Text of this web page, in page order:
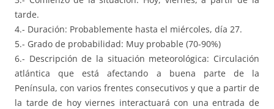
tarde.
4.- Duración: Probablemente hasta el miércoles, día 27.
5.- Grado de probabilidad: Muy probable (70-90%)
6.- Descripción de la situación meteorológica: Circulación
atlántica que está afectando a buena parte de la
Península, con varios frentes consecutivos y que a partir de
la tarde de hoy viernes interactuará con una entrada de